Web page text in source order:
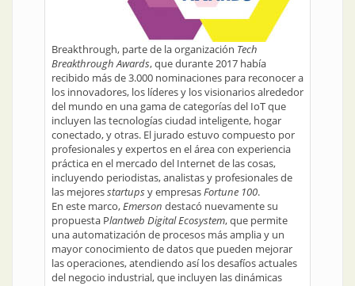
Breakthrough, parte de la organización Tech
Breakthrough Awards, que durante 2017 había
recibido más de 3.000 nominaciones para reconocer a
los innovadores, los líderes y los visionarios alrededor
del mundo en una gama de categorías del IoT que
incluyen las tecnologías ciudad inteligente, hogar
conectado, y otras. El jurado estuvo compuesto por
profesionales y expertos en el área con experiencia
práctica en el mercado del Internet de las cosas,
incluyendo periodistas, analistas y profesionales de
las mejoresstartupsy empresasFortune 100.
En este marco,Emerson destacó nuevamente su
propuesta Plantweb Digital Ecosystem, que permite
una automatización de procesos más amplia y un
mayor conocimiento de datos que pueden mejorar
las operaciones, atendiendo así los desafíos actuales
del negocio industrial, que incluyen las dinámicas